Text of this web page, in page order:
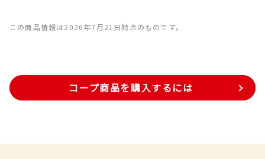
この商品情報は2026年7月21日時点のものです。
コープ商品を購入するには